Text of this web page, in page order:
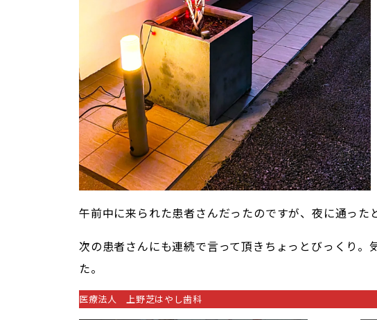
午前中に来られた患者さんだったのですが、夜に通った
次の患者さんにも連続で言って頂きちょっとびっくり。
た。
医療法人 上野芝はやし歯科